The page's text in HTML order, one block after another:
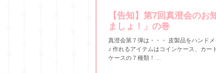
【告知】第7回真澄会の
ましょ！」の巻
真澄会第７弾は・・・ 皮製品をハンド
♪ 作れるアイテムはコインケース、カー
ケースの７種類！ ...